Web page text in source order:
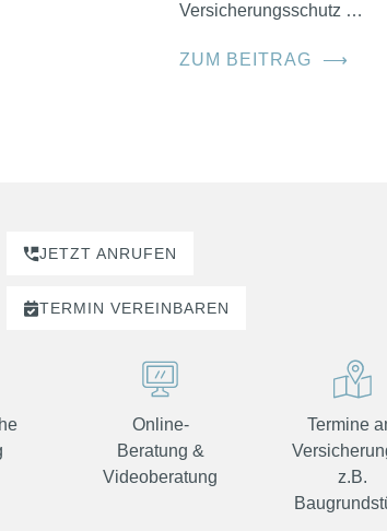
Versicherungsschutz …
ZUM BEITRAG ⟶
JETZT ANRUFEN
TERMIN VEREINBAREN
Online-
Beratung &
Videoberatung
Termine
z.B.